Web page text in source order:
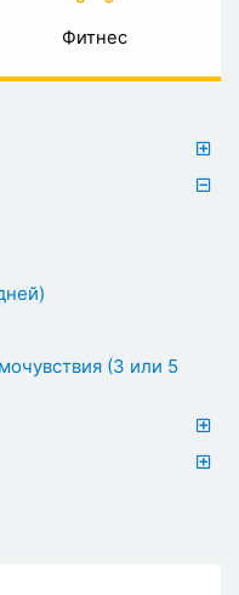
Фитнес
(3 или 5